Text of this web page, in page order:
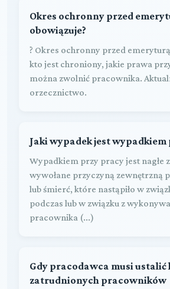
Okres ochronny przed
obowiązuje?
? Okres ochronny przed
kto jest chroniony, jakie prawa
można zwolnić pracownika.
orzecznictwo.
Jaki wypadek jest wypadkiem
Wypadkiem przy pracy jest nagłe
wywołane przyczyną zewnętrzną
lub śmierć, które nastąpiło w
podczas lub w związku z
pracownika (...)
Gdy pracodawca musi ustalić
zatrudnionych pracowników